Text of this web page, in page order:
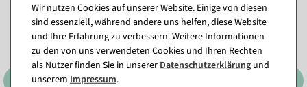
Wir nutzen Cookies auf unserer Website. Einige von diesen
sind essenziell, während andere uns helfen, diese Website
und Ihre Erfahrung zu verbessern. Weitere Informationen
zu den von uns verwendeten Cookies und Ihren Rechten
als Nutzer finden Sie in unsererDaten­schutz­erklärung und
unserem Impressum.